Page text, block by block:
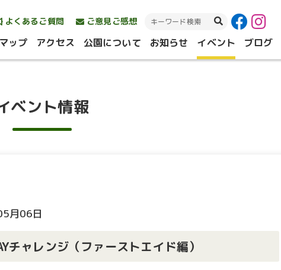
ップ アクセス 公園について お知らせ イベント ブログ
よくあるご質問 ご意見ご感想
ベント情報
月06日
ャレンジ（ファーストエイド編）